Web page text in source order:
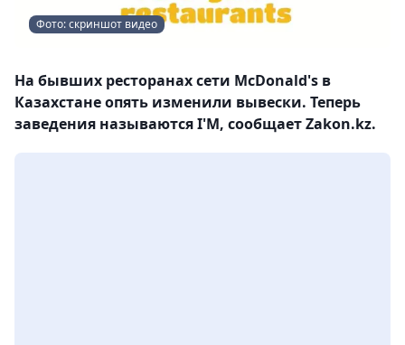
Фото: скриншот видео
На бывших ресторанах сети McDonald's в
Казахстане опять изменили вывески. Теперь
заведения называются I'M, сообщает Zakon.kz.